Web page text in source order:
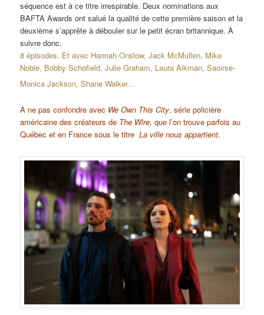
séquence est à ce titre irrespirable. Deux nominations aux
BAFTA Awards ont salué la qualité de cette première saison et la
deuxième s’apprête à débouler sur le petit écran britannique. À
suivre donc.
8 épisodes. Et avec Hannah Onslow, Jack McMullen, Mike
Noble, Bobby Schofield, Julie Graham, Laura Aikman, Saoirse-
Monica Jackson, Shane Walker…
À ne pas confondre avec We Own This City, série policière
américaine des créateurs de The Wire,que l’on trouve parfois au
Québec et en France sous le titreLa ville nous appartient.